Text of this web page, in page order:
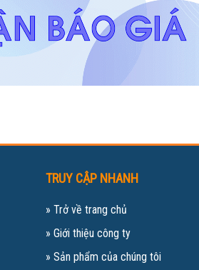
TRUY CẬP NHANH
» Trở về trang chủ
» Giới thiệu công ty
» Sản phẩm của chúng tôi